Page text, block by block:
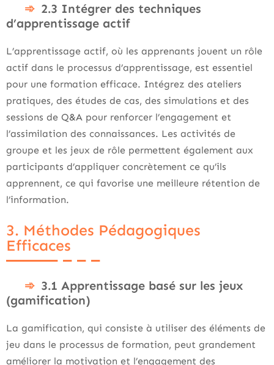
2.3 Intégrer des techniques
d’apprentissage actif
L’apprentissage actif, où les apprenants jouent un rôle
actif dans le processus d’apprentissage, est essentiel
pour une formation efficace. Intégrez des ateliers
pratiques, des études de cas, des simulations et des
sessions de Q&A pour renforcer l’engagement et
l’assimilation des connaissances. Les activités de
groupe et les jeux de rôle permettent également aux
participants d’appliquer concrètement ce qu’ils
apprennent, ce qui favorise une meilleure rétention de
l’information.
3. Méthodes Pédagogiques
Efficaces
3.1 Apprentissage basé sur les jeux
(gamification)
La gamification, qui consiste à utiliser des éléments de
jeu dans le processus de formation, peut grandement
améliorer la motivation et l’engagement des